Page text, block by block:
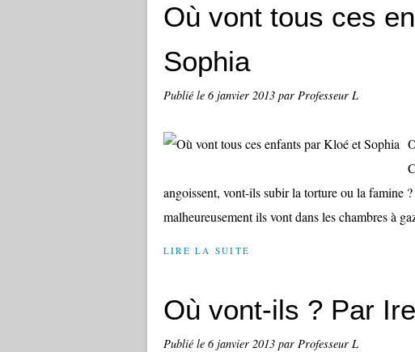
Où vont tous ces
Sophia
Publié le 6 janvier 2013 par Professeur L
angoissent, vont-ils subir la torture ou la famine
malheureusement ils vont dans les chambres à
LIRE LA SUITE
Où vont-ils ? Par
Publié le 6 janvier 2013 par Professeur L